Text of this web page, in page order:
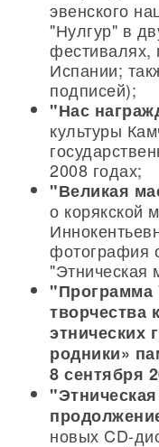
эвенского
"Нулгур" в
фестивалях,
Испании;
подписей);
"Нас
культуры
2008 годах;
"Великая
о корякской
фотография
"Этническая
"Программа
творчества
этнических
родники»
8 сентября
новых CD-